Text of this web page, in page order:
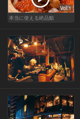
Vol.1
本当に使える絶品鮨